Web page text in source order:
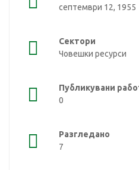
септември 12, 1955
Сектори
Човешки ресурси
Публикувани
0
Разгледано
7